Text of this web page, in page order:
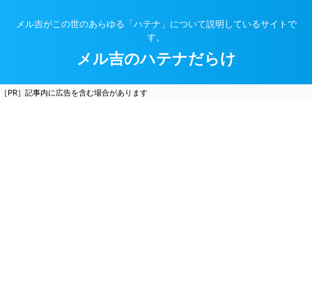
メル吉がこの世のあらゆる「ハテナ」について説明しているサイトで
す。
メル吉のハテナだらけ
［PR］記事内に広告を含む場合があります